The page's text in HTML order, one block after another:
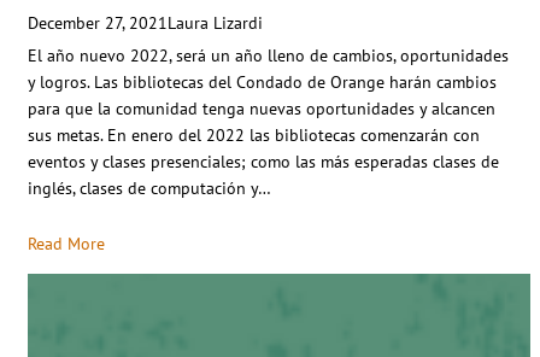
December 27, 2021Laura Lizardi
El año nuevo 2022, será un año lleno de cambios, oportunidades
y logros. Las bibliotecas del Condado de Orange harán cambios
para que la comunidad tenga nuevas oportunidades y alcancen
sus metas. En enero del 2022 las bibliotecas comenzarán con
eventos y clases presenciales; como las más esperadas clases de
inglés, clases de computación y…
Read More